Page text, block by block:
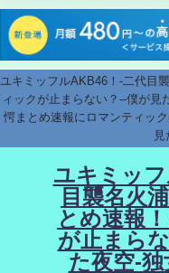
ユキミッフルAKB46！-二代目
ィックが止まらない？--僕が見
愕まとめ速報にロマンティッ
見
ユキミッ
目襲名火
とめ速報
が止まら
た夜空-